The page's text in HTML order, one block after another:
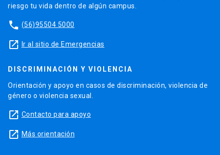
riesgo tu vida dentro de algún campus.
phone (56)95504 5000
launch Ir al sitio de Emergencias
DISCRIMINACIÓN Y VIOLENCIA
Orientación y apoyo en casos de discriminación, violencia de
género o violencia sexual.
launch Contacto para apoyo
launch Más orientación